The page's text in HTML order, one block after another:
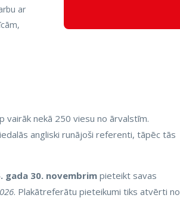
ar
vairāk nekā 250 viesu no ārvalstīm.
angliski runājoši referenti, tāpēc tās
gada 30. novembrimpieteikt savas
. Plakātreferātu pieteikumi tiks atvērti no